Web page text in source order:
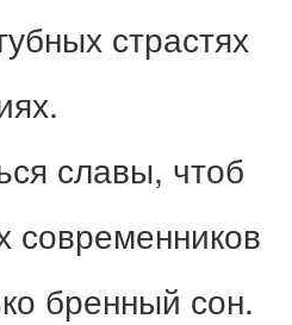
страстях
славы, чтоб
современников
бренный сон.